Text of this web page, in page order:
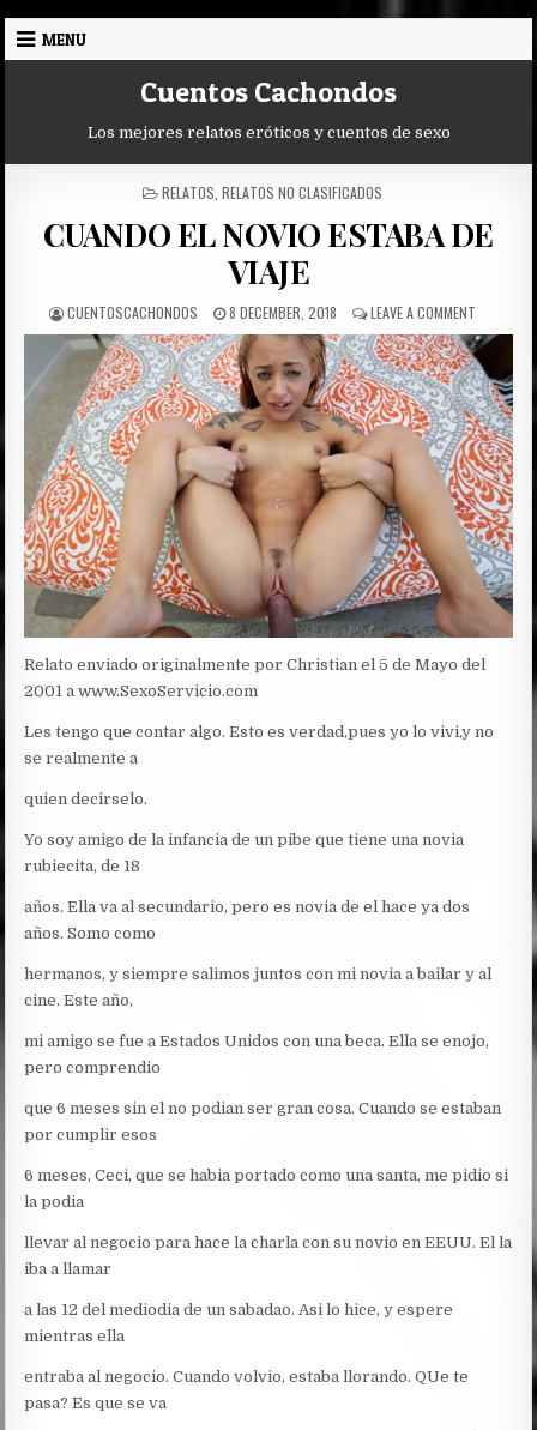
Skip
MENU
Cuentos Cachondos
Los mejores relatos eróticos y cuentos de sexo
POSTED
RELATOS RELATOS NO CLASIFICADOS
CUANDO EL NOVIO ESTABA DE
VIAJE
AUTHOR:
CUENTOSCACHONDOS
PUBLISHED
DATE:
8 DECEMBER, 2018 LEAVE A COMMENT
CUANDO
EL
NOVIO
ESTABA
DE
VIAJE
Relato enviado originalmente por Christian el 5 de Mayo del
2001 a www.SexoServicio.com
Les tengo que contar algo. Esto es verdad,pues yo lo vivi,y no
se realmente a
quien decirselo.
Yo soy amigo de la infancia de un pibe que tiene una novia
rubiecita, de 18
años. Ella va al secundario, pero es novia de el hace ya dos
años. Somo como
hermanos, y siempre salimos juntos con mi novia a bailar y al
cine. Este año,
mi amigo se fue a Estados Unidos con una beca. Ella se enojo,
pero comprendio
que 6 meses sin el no podian ser gran cosa. Cuando se estaban
por cumplir esos
6 meses, Ceci, que se habia portado como una santa, me pidio si
la podia
llevar al negocio para hace la charla con su novio en EEUU. El la
iba a llamar
a las 12 del mediodia de un sabadao. Asi lo hice, y espere
mientras ella
entraba al negocio. Cuando volvio, estaba llorando. QUe te
pasa? Es que se va